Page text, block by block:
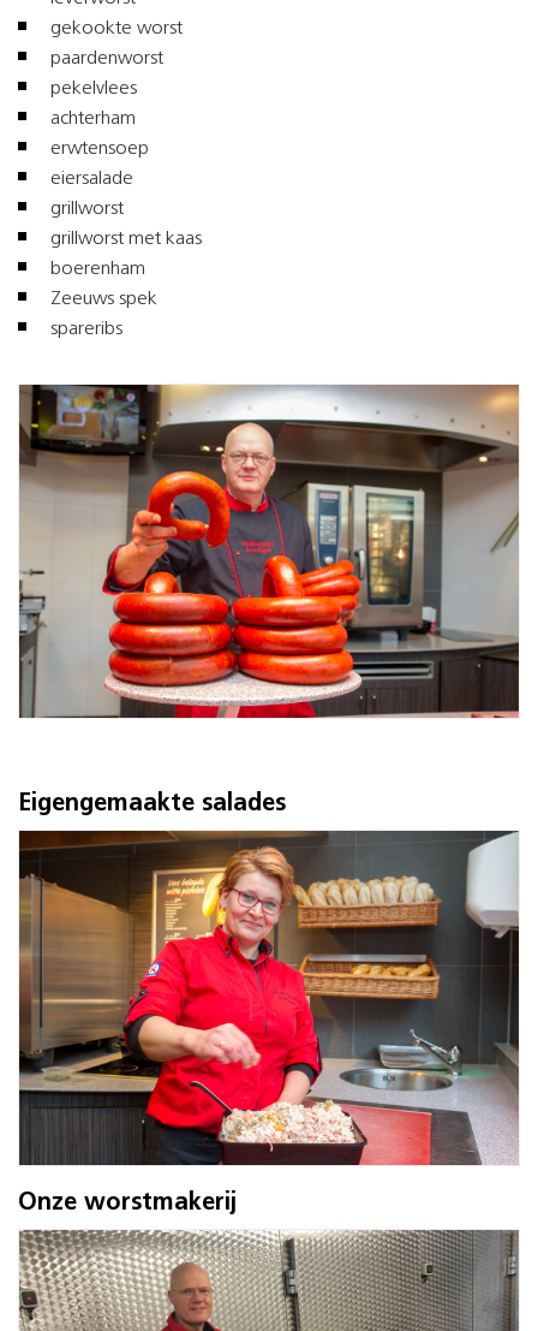
gekookte worst
paardenworst
pekelvlees
achterham
erwtensoep
eiersalade
grillworst
grillworst met kaas
boerenham
Zeeuws spek
spareribs
Eigengemaakte salades
Onze worstmakerij